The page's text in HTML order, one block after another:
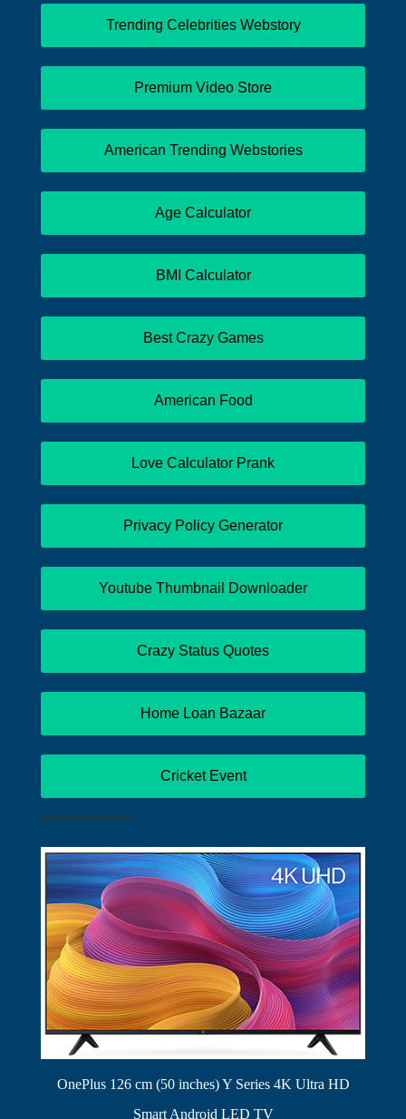
Trending Celebrities Webstory
Premium Video Store
American Trending Webstories
Age Calculator
BMI Calculator
Best Crazy Games
American Food
Love Calculator Prank
Privacy Policy Generator
Youtube Thumbnail Downloader
Crazy Status Quotes
Home Loan Bazaar
Cricket Event
OnePlus 126 cm (50 inches) Y Series 4K Ultra HD
Smart Android LED TV